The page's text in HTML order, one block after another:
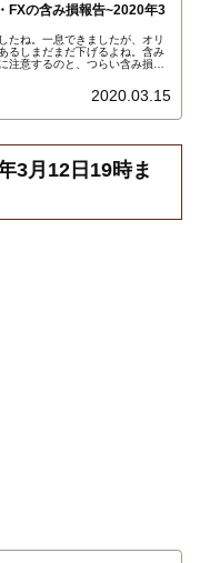
FXの含み損報告~2020年3
たね。一息できましたが、オリ
るしまだまだ下げるよね。含み
注意するのと、つらい含み損に
有株式・株価指数CFD・FX他の
2020.03.15
3月12日19時ま